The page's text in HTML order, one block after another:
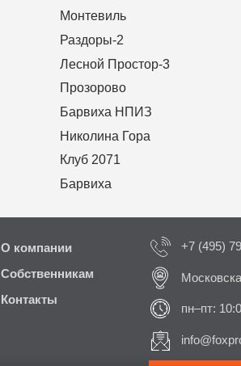
Монтевиль
Раздоры-2
Лесной Простор-3
Прозорово
Барвиха НПИЗ
Николина Гора
Клуб 2071
Барвиха
О компании
Собственникам
Контакты
+7 (495)
пн–пт: